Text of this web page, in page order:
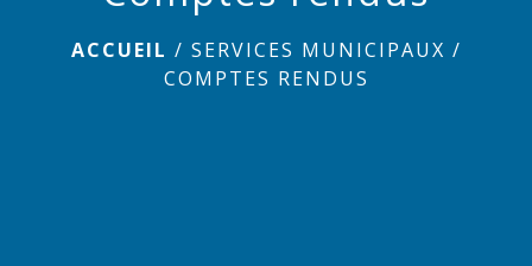
ACCUEIL / SERVICES MUNICIPAUX /
COMPTES RENDUS